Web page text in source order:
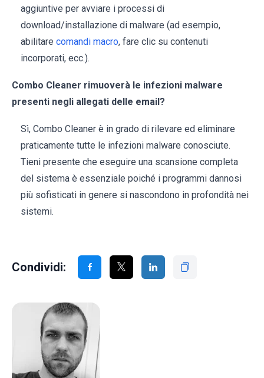
aggiuntive per avviare i processi di
download/installazione di malware (ad esempio,
abilitare comandi macro, fare clic su contenuti
incorporati, ecc.).
Combo Cleaner rimuoverà le infezioni malware
presenti negli allegati delle email?
Sì, Combo Cleaner è in grado di rilevare ed eliminare
praticamente tutte le infezioni malware conosciute.
Tieni presente che eseguire una scansione completa
del sistema è essenziale poiché i programmi dannosi
più sofisticati in genere si nascondono in profondità nei
sistemi.
Condividi: